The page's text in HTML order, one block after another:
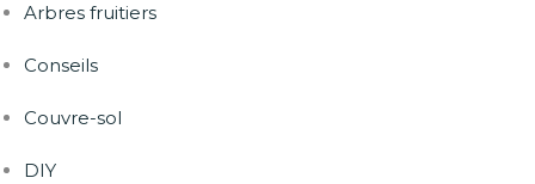
Arbres fruitiers
Conseils
Couvre-sol
DIY